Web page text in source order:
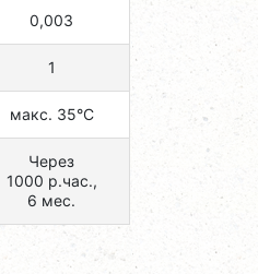
0,003
1
макс. 35°C
Через
1000 р.час.,
6 мес.